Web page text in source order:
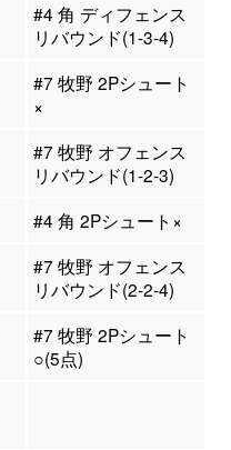
#4 角 ディフェンス
リバウンド(1-3-4)
#7 牧野 2Pシュート
×
#7 牧野 オフェンス
リバウンド(1-2-3)
#4 角 2Pシュート×
#7 牧野 オフェンス
リバウンド(2-2-4)
#7 牧野 2Pシュート
○(5点)